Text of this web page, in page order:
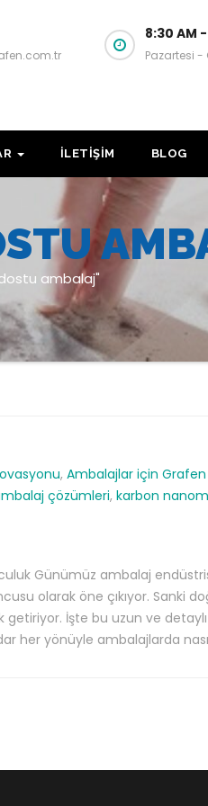
8:30 AM -
Pazartesi -
İLETİŞİM BLOG
ambalaj"
, Ambalajlar için Grafen
çözümleri, karbon
Günümüz ambalaj
olarak öne çıkıyor. Sanki
getiriyor. İşte bu uzun ve
her yönüyle ambalajlarda